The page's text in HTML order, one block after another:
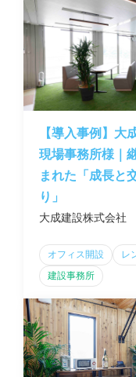
【導入事例】大
現場事務所様｜
まれた「成長と
り」
大成建設株式会
オフィス開設 レ
建設事務所